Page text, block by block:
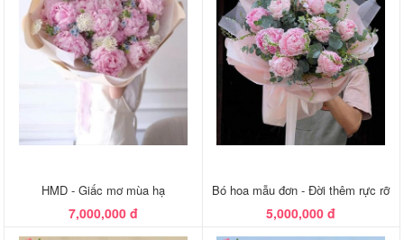
HMD - Giấc mơ mùa hạ
7,000,000 đ
Bó hoa mẫu đơn - Đời thêm rực rỡ
5,000,000 đ